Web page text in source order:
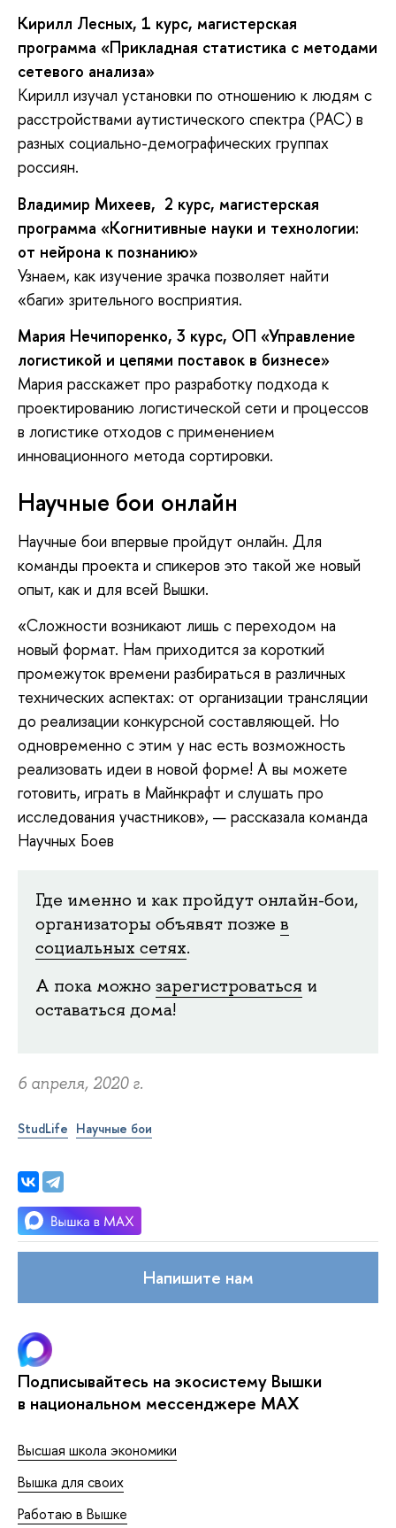
Кирилл Лесных, 1 курс, магистерская
программа «Прикладная статистика с методами
сетевого анализа»
Кирилл изучал установки по отношению к людям с
расстройствами аутистического спектра (РАС) в
разных социально-демографических группах
россиян.
Владимир Михеев, 2 курс, магистерская
программа «Когнитивные науки и технологии:
от нейрона к познанию»
Узнаем, как изучение зрачка позволяет найти
«баги» зрительного восприятия.
Мария Нечипоренко, 3 курс, ОП «Управление
логистикой и цепями поставок в бизнесе»
Мария расскажет про разработку подхода к
проектированию логистической сети и процессов
в логистике отходов с применением
инновационного метода сортировки.
Научные бои онлайн
Научные бои впервые пройдут онлайн. Для
команды проекта и спикеров это такой же новый
опыт, как и для всей Вышки.
«Сложности возникают лишь с переходом на
новый формат. Нам приходится за короткий
промежуток времени разбираться в различных
технических аспектах: от организации трансляции
до реализации конкурсной составляющей. Но
одновременно с этим у нас есть возможность
реализовать идеи в новой форме! А вы можете
готовить, играть в Майнкрафт и слушать про
исследования участников», — рассказала команда
Научных Боев
Где именно и как пройдут онлайн-бои,
организаторы объявят позже в
социальных сетях.
А пока можнозарегистроваться и
оставаться дома!
6 апреля, 2020 г.
StudLife Научные бои
Напишите нам
Подписывайтесь на экосистему Вышки
в национальном мессенджере MAX
Высшая школа экономики
Вышка для своих
Работаю в Вышке